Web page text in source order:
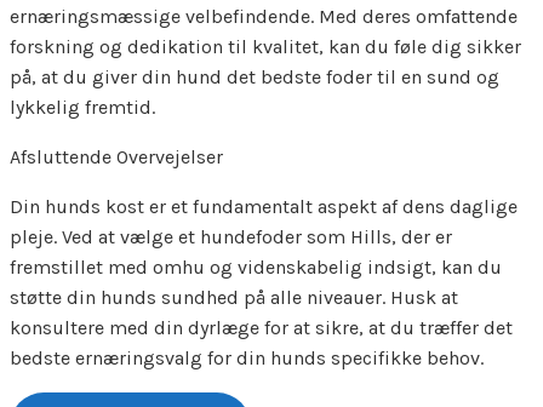
ernæringsmæssige velbefindende. Med deres omfattende
forskning og dedikation til kvalitet, kan du føle dig sikker
på, at du giver din hund det bedste foder til en sund og
lykkelig fremtid.
Afsluttende Overvejelser
Din hunds kost er et fundamentalt aspekt af dens daglige
pleje. Ved at vælge et hundefoder som Hills, der er
fremstillet med omhu og videnskabelig indsigt, kan du
støtte din hunds sundhed på alle niveauer. Husk at
konsultere med din dyrlæge for at sikre, at du træffer det
bedste ernæringsvalg for din hunds specifikke behov.